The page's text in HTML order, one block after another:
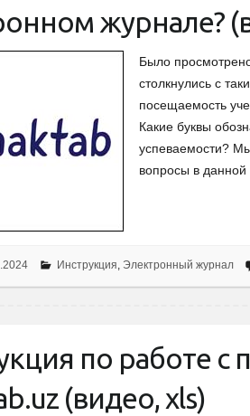
журнале?
Было
столкнулись с
посещаемость
Какие буквы
успеваемости?
вопросы в данной
Инструкция, Электронный журнал
по работе с
(видео, xls)